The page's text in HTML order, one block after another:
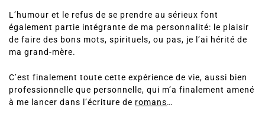
également partie intégrante de ma personnalité: le plaisir
de faire des bons mots, spirituels, ou pas, je l’ai hérité de
ma grand-mère.
professionnelle que personnelle, qui m’a finalement amené
à me lancer dans l’écriture deromans…